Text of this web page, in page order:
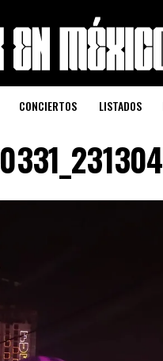
CONCIERTOS LISTADOS